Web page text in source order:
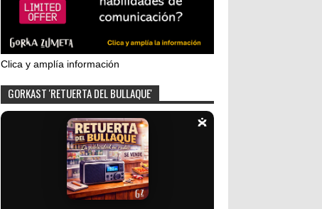
Clica y amplía información
GORKAST 'RETUERTA DEL BULLAQUE'